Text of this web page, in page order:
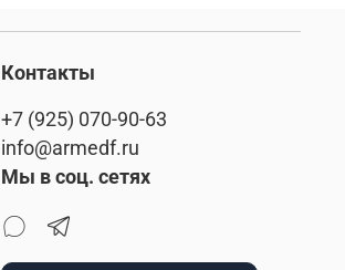
Контакты
+7 (925) 070-90-63
info@armedf.ru
Мы в соц. сетях